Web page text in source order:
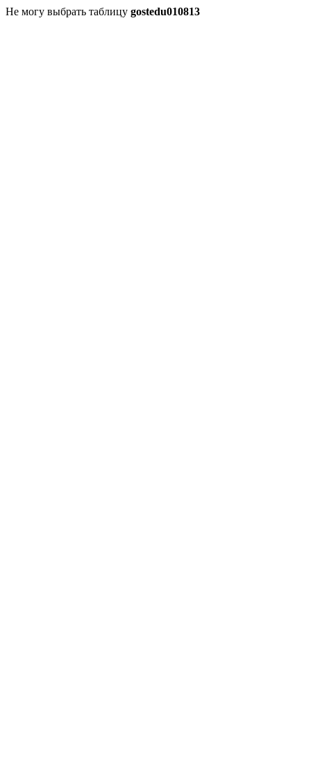
Не могу выбрать таблицу gostedu010813